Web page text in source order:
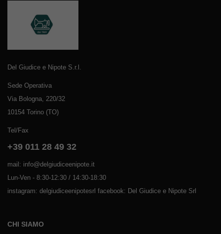
Del Giudice e Nipote S.r.l.
Sede Operativa
Via Bologna, 220/32
10154 Torino (TO)
Tel/Fax
+39 011 28 49 32
mail: info@delgiudiceenipote.it
Lun-Ven - 8:30-12:30 / 14:30-18:30
instagram: delgiudiceenipotesrl facebook: Del Giudice e Nipote Srl
CHI SIAMO